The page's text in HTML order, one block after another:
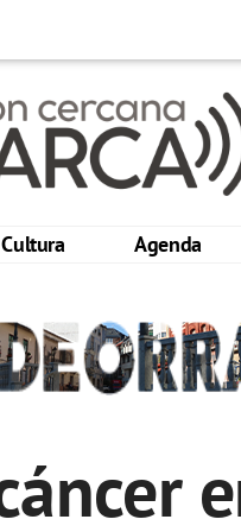
Cultura Agenda